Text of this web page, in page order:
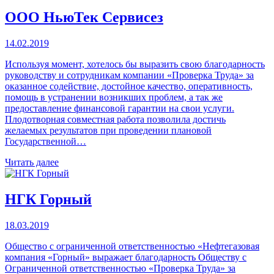
ООО НьюТек Сервисез
14.02.2019
Используя момент, хотелось бы выразить свою благодарность
руководству и сотрудникам компании «Проверка Труда» за
оказанное содействие, достойное качество, оперативность,
помощь в устранении возникших проблем, а так же
предоставление финансовой гарантии на свои услуги.
Плодотворная совместная работа позволила достичь
желаемых результатов при проведении плановой
Государственной…
Читать далее
НГК Горный
18.03.2019
Общество с ограниченной ответственностью «Нефтегазовая
компания «Горный» выражает благодарность Обществу с
Ограниченной ответственностью «Проверка Труда» за